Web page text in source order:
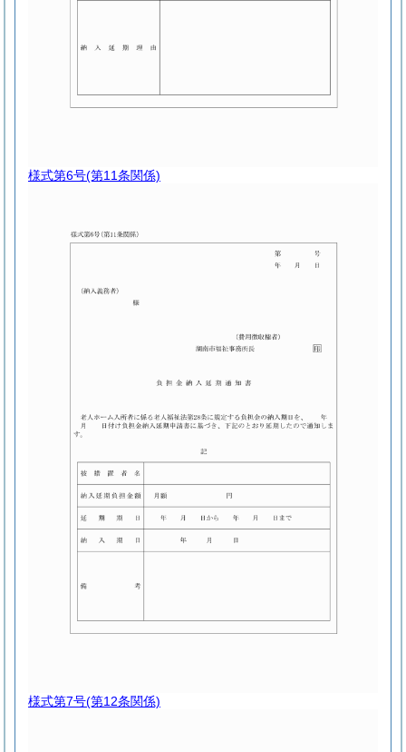
様式第6号(第11条関係)
様式第7号(第12条関係)